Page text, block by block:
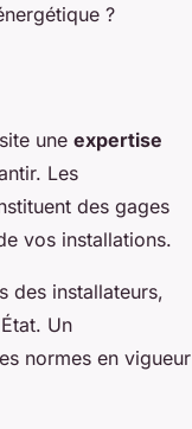
?
une expertise
Les
des gages
vos installations.
des installateurs,
Un
normes en vigueur